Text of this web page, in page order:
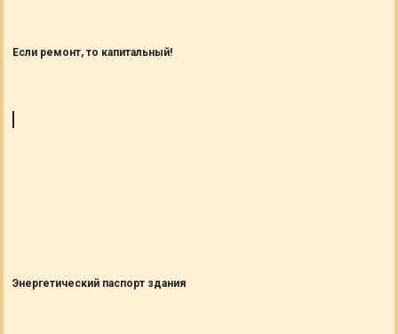
Если ремонт, то капитальный!
Энергетический паспорт здания